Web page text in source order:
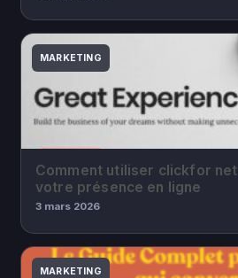
MARKETING
Comment utiliser clickfor
votre présence en ligne
3 mars 2026
MARKETING